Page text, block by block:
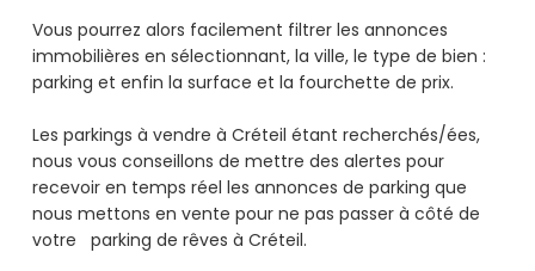
Vous pourrez alors facilement filtrer les annonces
immobilières en sélectionnant, la ville, le type de bien :
parking et enfin la surface et la fourchette de prix.
Les parkings à vendre à Créteil étant recherchés/ées,
nous vous conseillons de mettre des alertes pour
recevoir en temps réel les annonces de parking que
nous mettons en vente pour ne pas passer à côté de
votre parking de rêves à Créteil.